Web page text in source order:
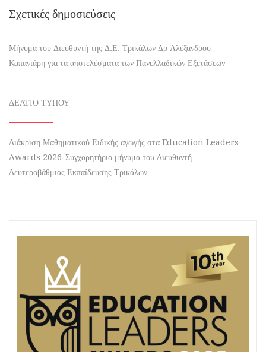
Σχετικές δημοσιεύσεις
Μήνυμα του Διευθυντή της Δ.Ε. Τρικάλων Δρ Αλέξανδρου
Καπανιάρη για τα αποτελέσματα των Πανελλαδικών Εξετάσεων
ΔΕΛΤΙΟ ΤΥΠΟΥ
Διάκριση Μαθηματικού Ειδικής αγωγής στα Education Leaders
Awards 2026-Συγχαρητήριο μήνυμα του Διευθυντή
Δευτεροβάθμιας Εκπαίδευσης Τρικάλων